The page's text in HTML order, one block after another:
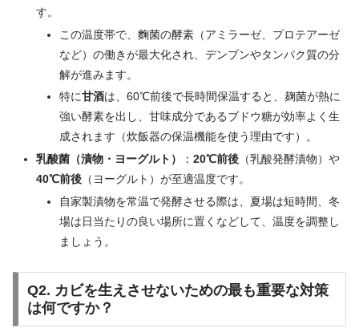
す。
この温度帯で、麴菌の酵素（アミラーゼ、プロテアーゼ
など）の働きが最大化され、デンプンやタンパク質の分
解が進みます。
特に甘酒は、60℃前後で長時間保温すると、麹菌が熱に
強い酵素を出し、甘味成分であるブドウ糖が効率よく生
成されます（炊飯器の保温機能を使う理由です）。
乳酸菌（漬物・ヨーグルト）
： 20℃前後（乳酸発酵漬物）や
40℃前後（ヨーグルト）が至適温度です。
自家製漬物を常温で発酵させる際は、夏場は短時間、冬
場は日当たりの良い場所に置くなどして、温度を調整し
ましょう。
Q2. カビを生えさせないための最も重要な対策
は何ですか？